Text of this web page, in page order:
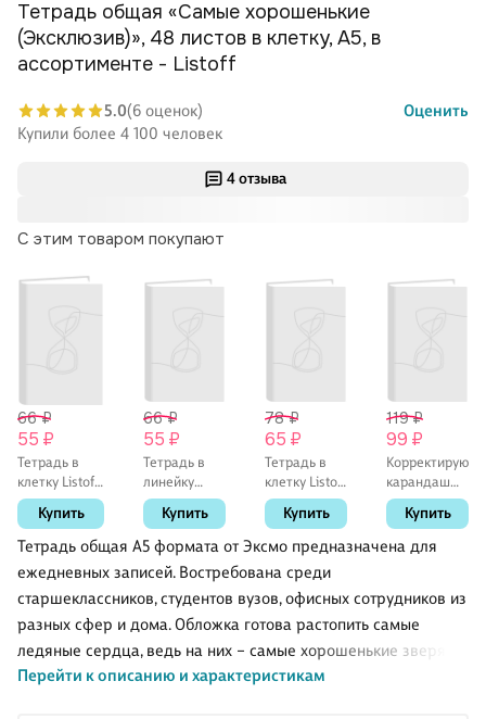
4 отзыва
Тетрадь общая А5 формата от Эксмо предназначена для
ежедневных записей. Востребована среди
старшеклассников, студентов вузов, офисных сотрудников из
разных сфер и дома. Обложка готова растопить самые
ледяные сердца, ведь на них – самые хорошенькие зверята,
которые будут поднимать настроение даже в самые
Перейти к описанию и характеристикам
С этим товаром покупают
66 ₽
55 ₽
Тетрадь в
клетку Listoff
«Классическая
серия» в
ассортименте,
18 листов
Купить
66 ₽
55 ₽
Тетрадь в
линейку
Listoff
«Классическая
серия» в
ассортименте,
18 листов
Купить
78 ₽
65 ₽
Тетрадь в
клетку Listoff
«Классическая
серия» в
ассортименте,
24 листа
Купить
119 ₽
99 ₽
карандаш
GoodMark, 8
мл,
металлический
Купить
Тетрадь общая «Самые хорошенькие
(Эксклюзив)», 48 листов в клетку, A5, в
ассортименте - Listoff
5.0(6 оценок)
Оценить
Купили более 4 100 человек